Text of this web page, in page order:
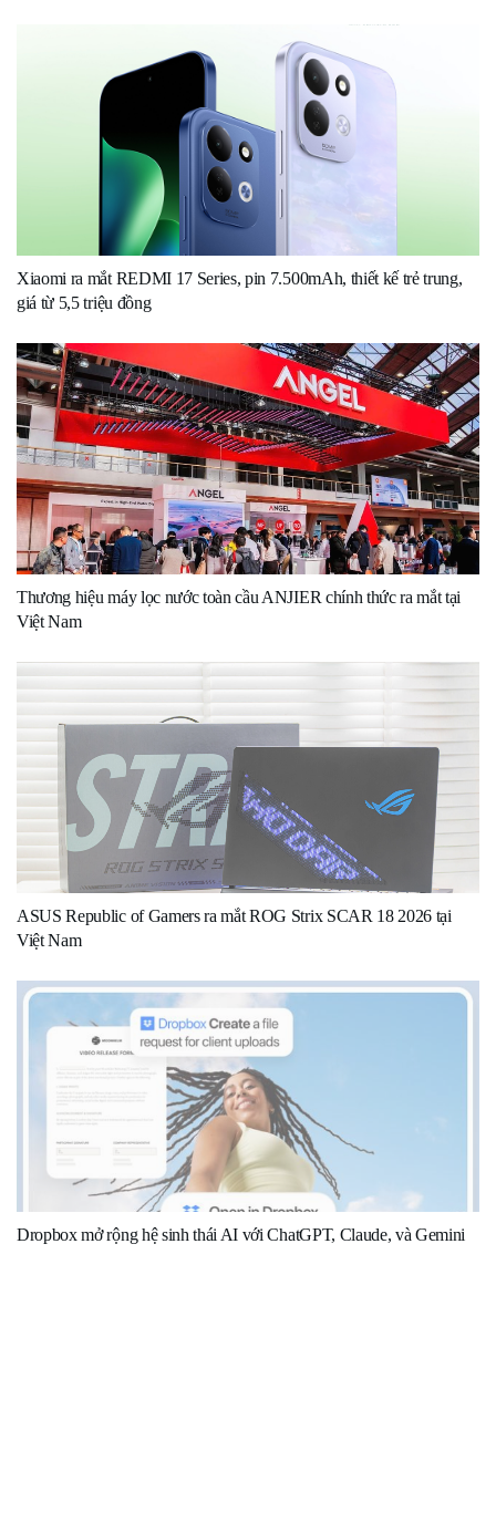
Xiaomi ra mắt REDMI 17 Series, pin 7.500mAh, thiết kế trẻ trung,
giá từ 5,5 triệu đồng
Thương hiệu máy lọc nước toàn cầu ANJIER chính thức ra mắt tại
Việt Nam
ASUS Republic of Gamers ra mắt ROG Strix SCAR 18 2026 tại
Việt Nam
Dropbox mở rộng hệ sinh thái AI với ChatGPT, Claude, và Gemini